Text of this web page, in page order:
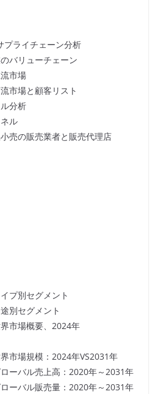
プライチェーン分析
バリューチェーン
市場
市場と顧客リスト
分析
ル
の販売業者と販売代理店
プ別セグメント
別セグメント
市場概要、2024年
市場規模：2024年VS2031年
ーバル売上高：2020年～2031年
ーバル販売量：2020年～2031年